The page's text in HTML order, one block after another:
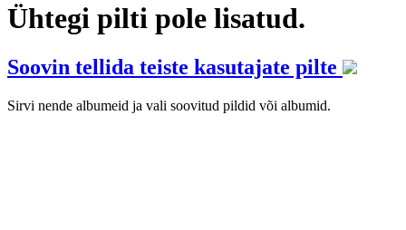
Ühtegi pilti pole lisatud.
Soovin tellida teiste kasutajate pilte
Sirvi nende albumeid ja vali soovitud pildid või albumid.